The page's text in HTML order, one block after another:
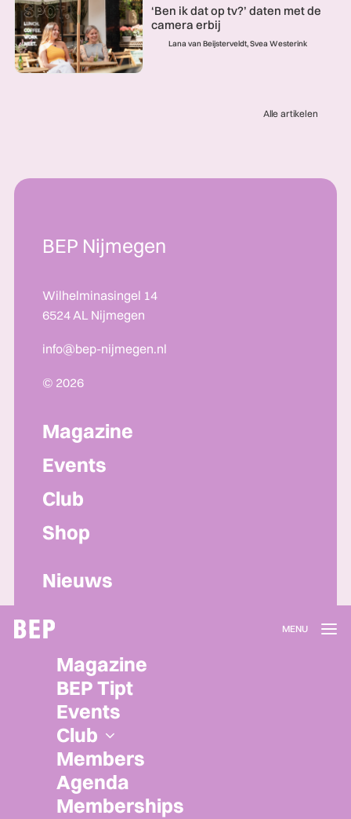
Magazine
BEP Tipt
Events
Club
Members
Agenda
Memberships
‘Ben ik dat op tv?’ daten met de
camera erbij
Lana van Beijsterveldt, Svea Westerink
Alle artikelen
BEP Nijmegen
Wilhelminasingel 14
6524 AL Nijmegen
info@bep-nijmegen.nl
© 2026
Magazine
Events
Club
Shop
Nieuws
Lidmaatschap
Herroepen
Privacy policy
Algemene voorwaarden